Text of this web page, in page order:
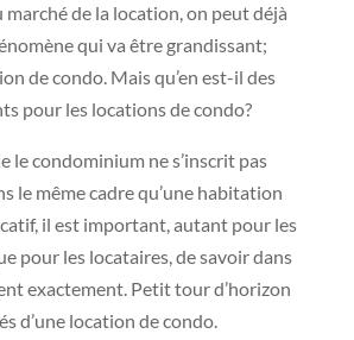
marché de la location, on peut déjà
qui va être grandissant;
de condo. Mais qu’en est-il des
pour les locations de condo?
le condominium ne s’inscrit pas
le même cadre qu’une habitation
il est important, autant pour les
pour les locataires, de savoir dans
exactement. Petit tour d’horizon
d’une location de condo.